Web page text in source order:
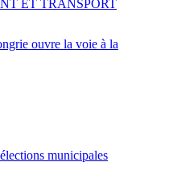
ouvre la voie à la
ET TRANSPORT
municipales